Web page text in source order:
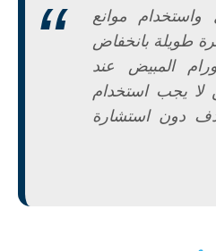
موانع
طويلة بانخفاض
المبيض عند
لا يجب استخدام
دون استشارة